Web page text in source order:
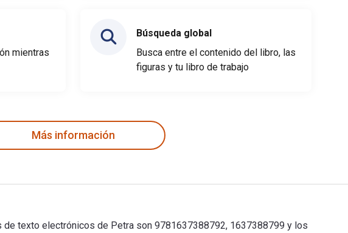
mientras
Búsqueda global
Busca entre el contenido del libro, las
figuras y tu libro de trabajo
Más información
texto electrónicos de Petra son 9781637388792, 1637388799 y los